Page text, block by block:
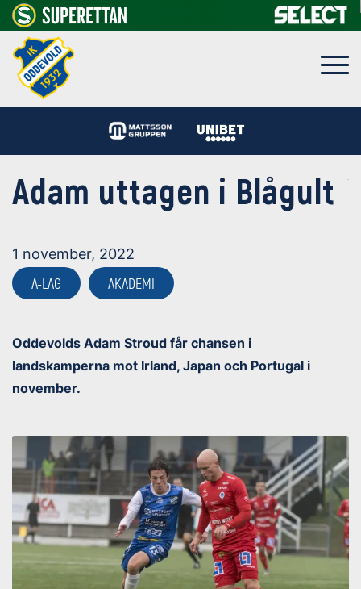
Adam uttagen i Blågult
1 november, 2022
A-LAG AKADEMI
Oddevolds Adam Stroud får chansen i
landskamperna mot Irland, Japan och Portugal i
november.